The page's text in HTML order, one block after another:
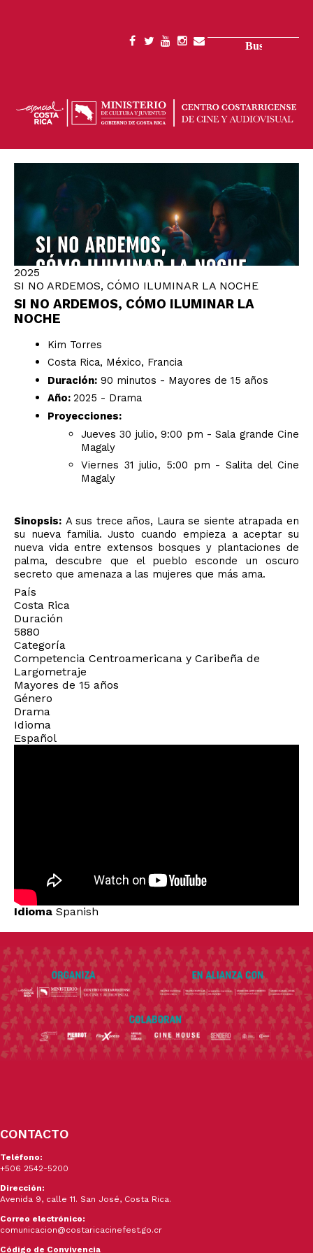
SOCIAL
2025
SI NO ARDEMOS, CÓMO ILUMINAR LA NOCHE
SI NO ARDEMOS, CÓMO ILUMINAR LA
NOCHE
Kim Torres
Costa Rica, México, Francia
Duración: 90 minutos - Mayores de 15 años
Año: 2025 - Drama
Proyecciones:
Jueves 30 julio, 9:00 pm - Sala grande Cine
Magaly
Viernes 31 julio, 5:00 pm - Salita del Cine
Magaly
Sinopsis: A sus trece años, Laura se siente atrapada en
su nueva familia. Justo cuando empieza a aceptar su
nueva vida entre extensos bosques y plantaciones de
palma, descubre que el pueblo esconde un oscuro
secreto que amenaza a las mujeres que más ama.
País
Costa Rica
Duración
5880
Categoría
Competencia Centroamericana y Caribeña de
Largometraje
Mayores de 15 años
Género
Drama
Idioma
Español
Idioma Spanish
CONTACTO
Teléfono:
+506 2542-5200
Dirección:
Avenida 9, calle 11. San José, Costa Rica.
Correo electrónico:
comunicacion@costaricacinefest.go.cr
Código de Convivencia